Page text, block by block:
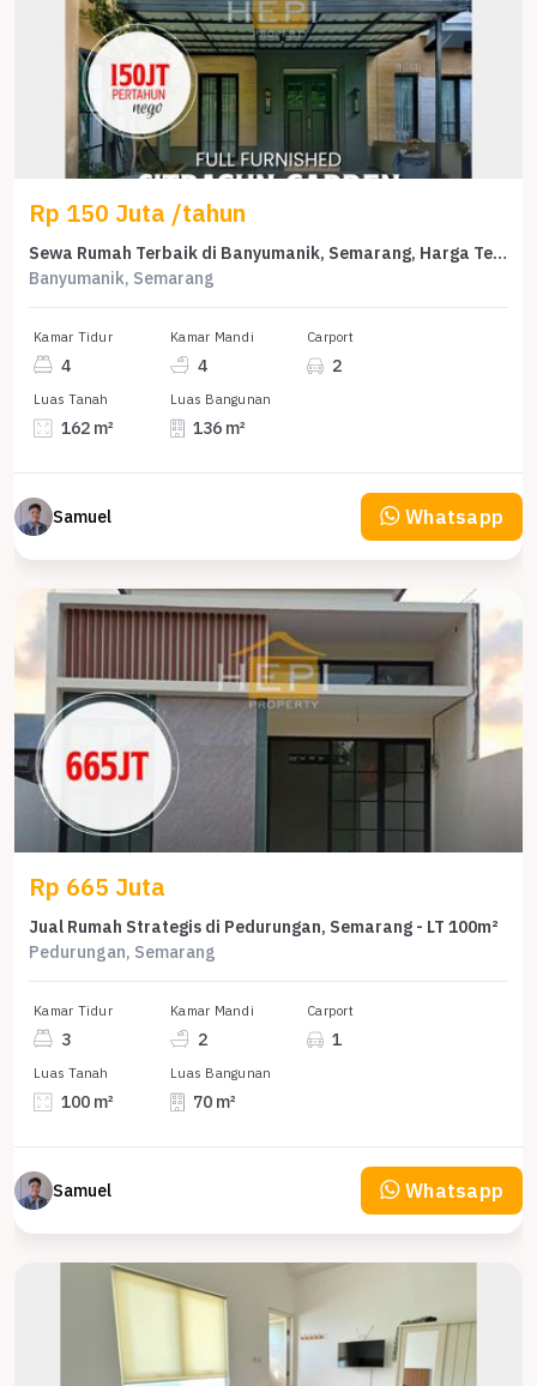
Rp 150 Juta /tahun
Sewa Rumah Terbaik di Banyumanik, Semarang, Harga Terjangkau
Banyumanik, Semarang
Kamar Tidur
4
Kamar Mandi
4
Carport
2
Luas Tanah
162 m²
Luas Bangunan
136 m²
Samuel Whatsapp
Rp 665 Juta
Jual Rumah Strategis di Pedurungan, Semarang - LT 100m²
Pedurungan, Semarang
Kamar Tidur
3
Kamar Mandi
2
Carport
1
Luas Tanah
100 m²
Luas Bangunan
70 m²
Samuel Whatsapp